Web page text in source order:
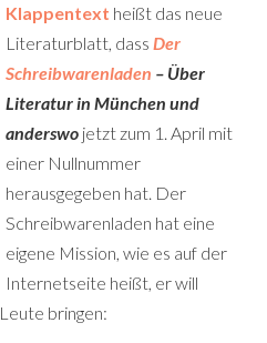
Klappentext heißt das neue
Literaturblatt, dass Der
Schreibwarenladen – Über
Literatur in München und
anderswo jetzt zum 1. April mit
einer Nullnummer
herausgegeben hat. Der
Schreibwarenladen hat eine
eigene Mission, wie es auf der
Internetseite heißt, er will
bringen: